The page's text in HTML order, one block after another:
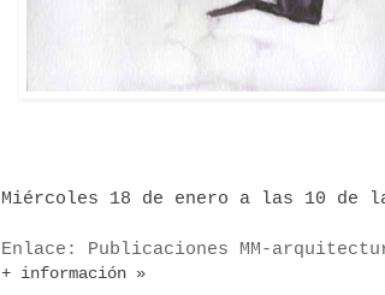
Miércoles 18 de enero a las 10 de
Enlace: Publicaciones MM-
+ información »